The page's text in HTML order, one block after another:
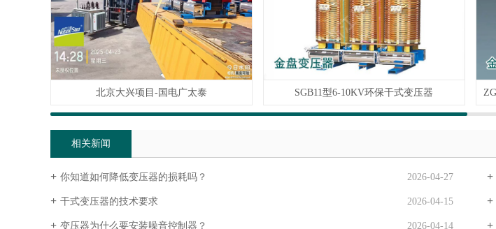
北京大兴项目-国电广太泰 SGB11型6-10KV环保干式变压器
相关新闻
你知道如何降低变压器的损耗吗？ 2026-04-27
干式变压器的技术要求 2026-04-15
变压器为什么要安装噪音控制器？ 2026-04-14